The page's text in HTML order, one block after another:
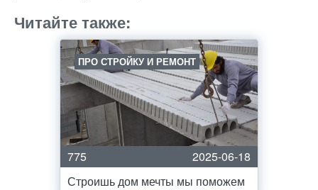
Читайте также:
ПРО СТРОЙКУ И РЕМОНТ
775
2025-06-18
Строишь дом мечты мы поможем